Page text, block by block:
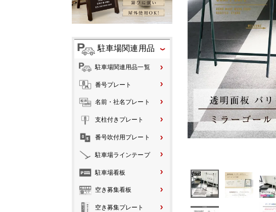
駐車場関連用品
駐車場関連用品一覧
番号プレート
名前・社名プレート
支柱付きプレート
番号吹付用プレート
駐車場ラインテープ
駐車場看板
空き募集看板
空き募集プレート